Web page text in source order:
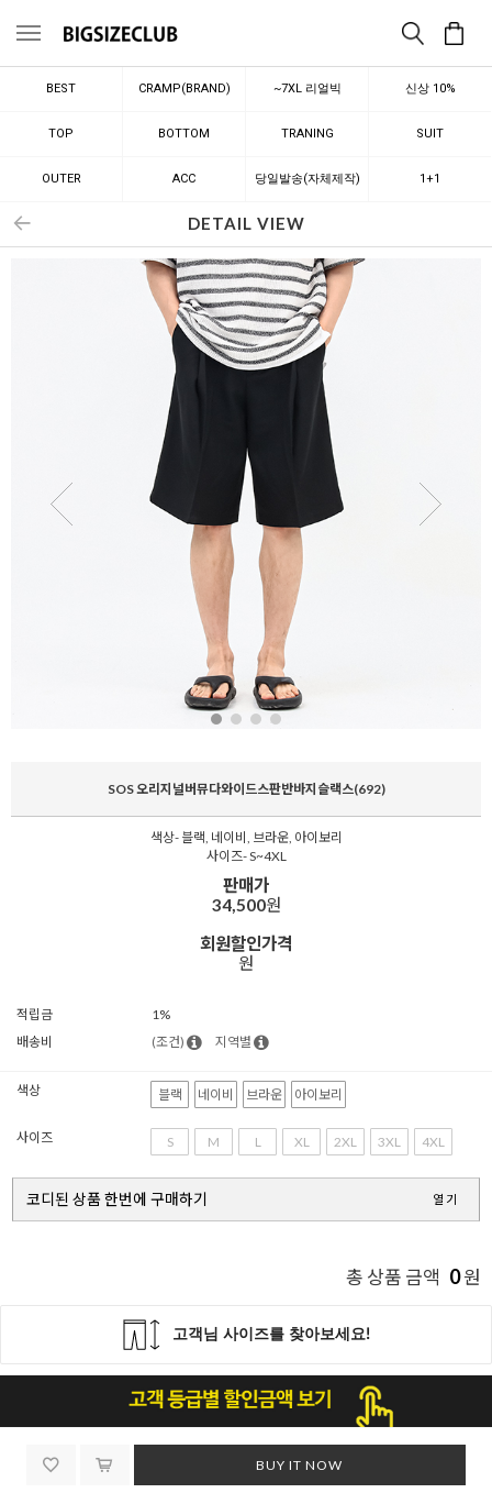
메뉴
BEST CRAMP(BRAND) ~7XL 리얼빅 신상 10%
TOP BOTTOM TRANING SUIT
OUTER ACC 당일발송(자체제작) 1+1
DETAIL VIEW
SOS 오리지널버뮤다와이드스판반바지슬랙스(692)
색상- 블랙, 네이비, 브라운, 아이보리
사이즈- S~4XL
판매가
34,500원
회원할인가격
원
적립금
1%
배송비
(조건) 지역별
색상 블랙 네이비 브라운 아이보리
사이즈 S M L XL 2XL 3XL 4XL
코디된 상품 한번에 구매하기 열기
총 상품 금액 0원
BUY IT NOW